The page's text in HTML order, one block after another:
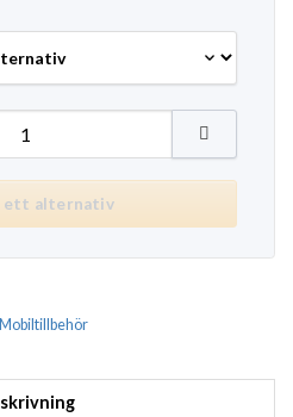
- La casa de papel mängd
ett alternativ
Mobiltillbehör